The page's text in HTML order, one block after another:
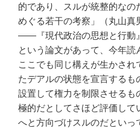
的であり、スルが統整的なの
めぐる若干の考察」（丸山真
――『現代政治の思想と行動
という論文があって、今年読
ここでも同じ構えが生かされ
たデアルの状態を宣言するも
設置して権力を制限させるも
極的だとしてさほど評価して
へと方向づけスルのだといっ